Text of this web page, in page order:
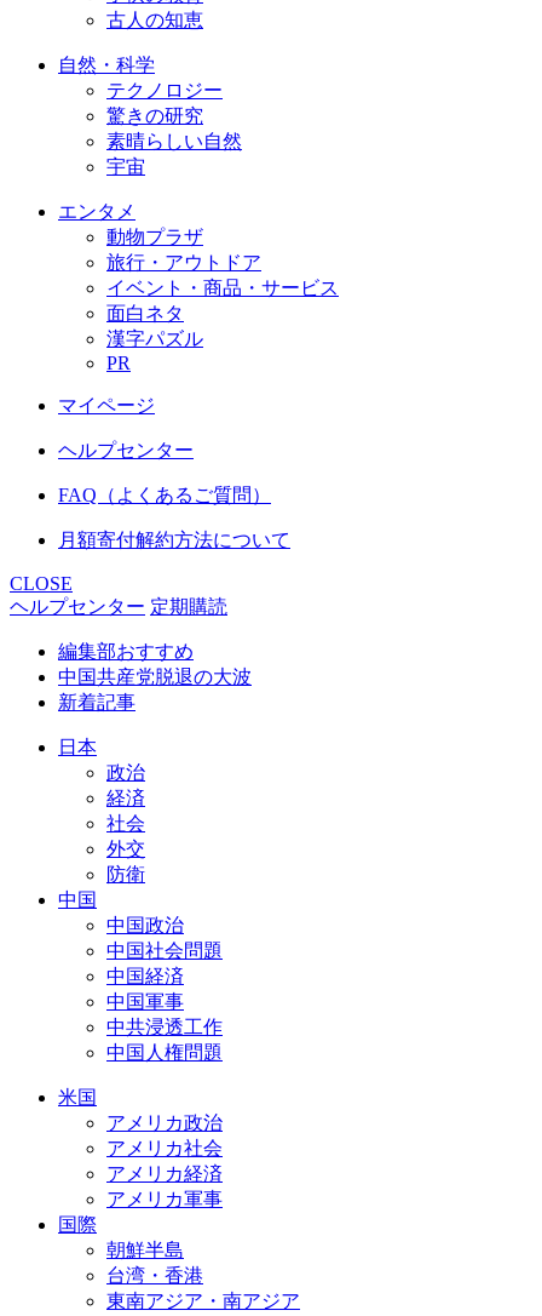
古人の知恵
自然・科学
テクノロジー
驚きの研究
素晴らしい自然
宇宙
エンタメ
動物プラザ
旅行・アウトドア
イベント・商品・サービス
面白ネタ
漢字パズル
PR
マイページ
ヘルプセンター
FAQ（よくあるご質問）
月額寄付解約方法について
CLOSE
ヘルプセンター 定期購読
編集部おすすめ
中国共産党脱退の大波
新着記事
日本
政治
経済
社会
外交
防衛
中国
中国政治
中国社会問題
中国経済
中国軍事
中共浸透工作
中国人権問題
米国
アメリカ政治
アメリカ社会
アメリカ経済
アメリカ軍事
国際
朝鮮半島
台湾・香港
東南アジア・南アジア